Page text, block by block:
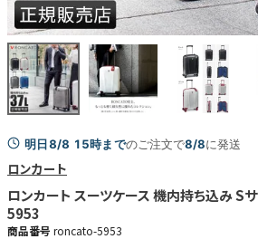
明日8/8 15時までのご注文で8/8に発送
ロンカート
ロンカート スーツケース 機内持ち込み S
5953
商品番号 roncato-5953